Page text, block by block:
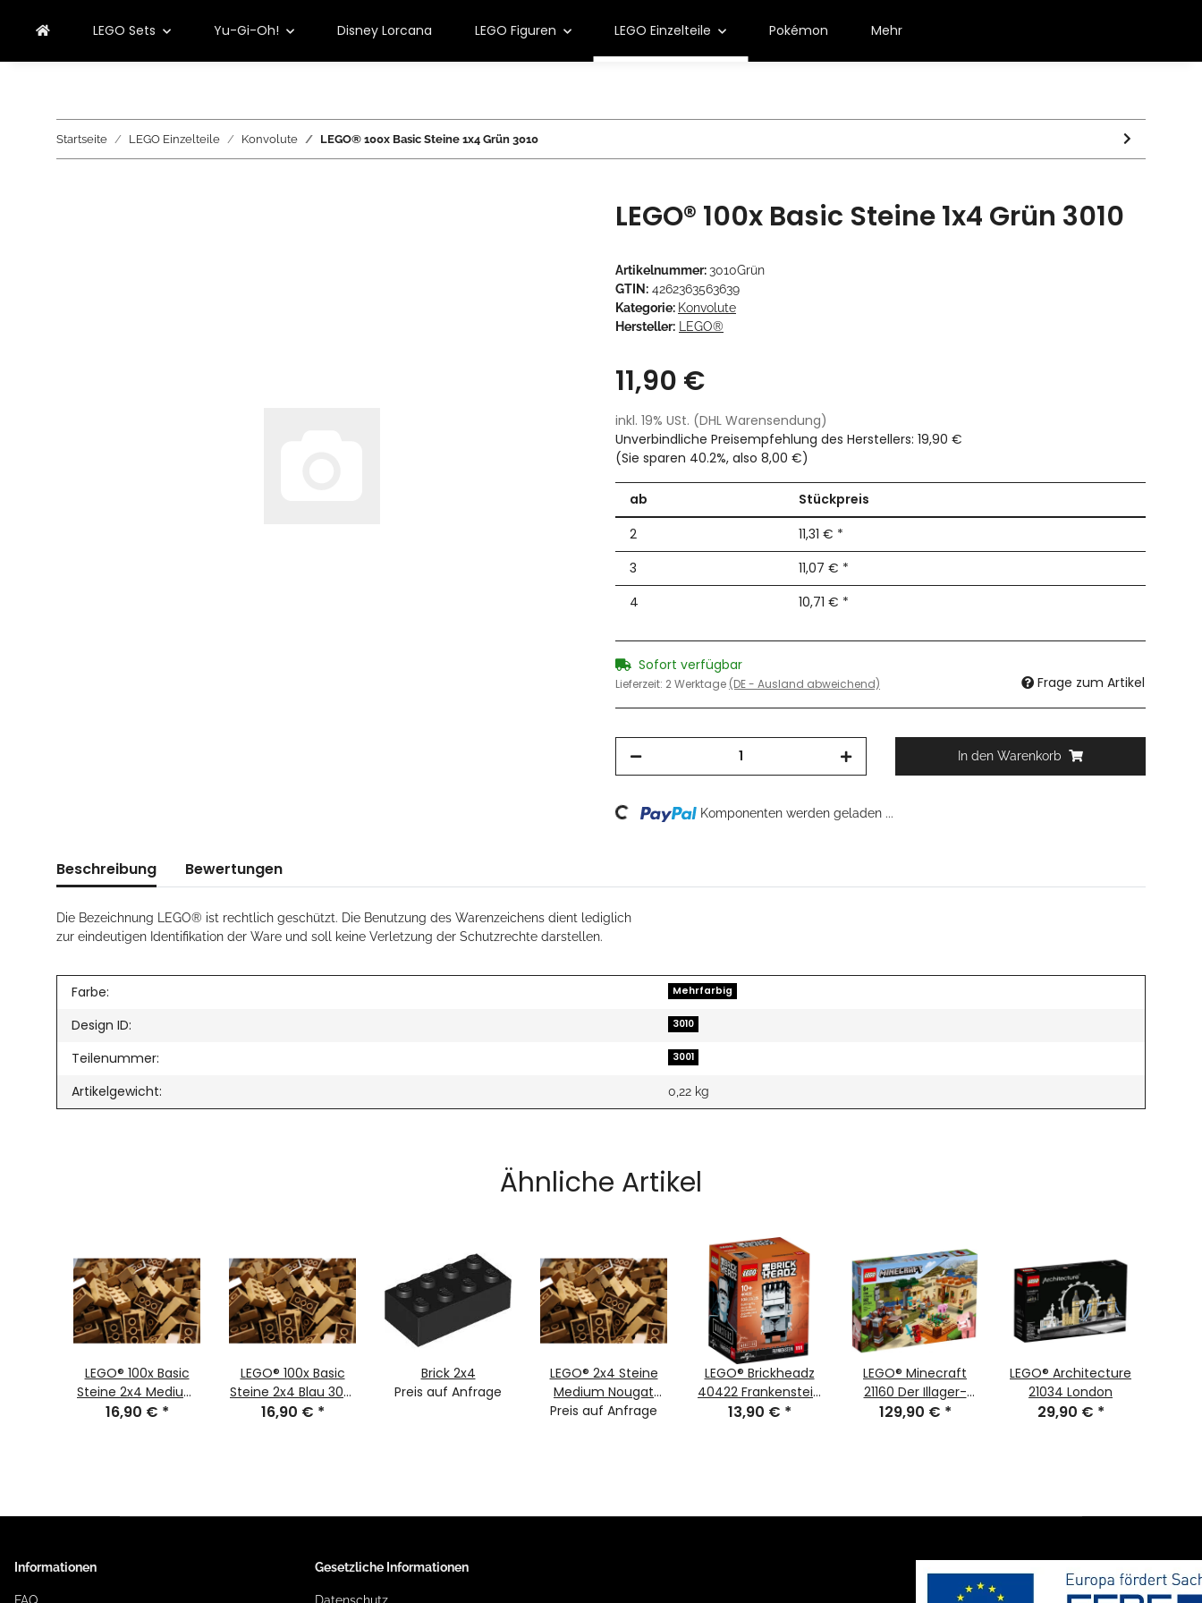
LEGO Sets Yu-Gi-Oh! Disney Lorcana LEGO Figuren LEGO Einzelteile Pokémon Mehr
Startseite LEGO Einzelteile Konvolute LEGO® 100x Basic Steine 1x4 Grün 3010
LEGO® 100x Basic Steine 1x4 Grün 3010
Artikelnummer:3010Grün
GTIN: 4262363563639
Kategorie: Konvolute
Hersteller: LEGO®
11,90 €
inkl. 19% USt. (DHL Warensendung)
Unverbindliche Preisempfehlung des Herstellers: 19,90 €
(Sie sparen 40.2%, also 8,00 €)
ab
Stückpreis
2
11,31 € *
3
11,07 € *
4
10,71 € *
Sofort verfügbar
Lieferzeit: 2 Werktage (DE - Ausland abweichend) Frage zum Artikel
In den Warenkorb
Loading... Komponenten werden geladen ...
Beschreibung Bewertungen
Die Bezeichnung LEGO® ist rechtlich geschützt. Die Benutzung des Warenzeichens dient lediglich
zur eindeutigen Identifikation der Ware und soll keine Verletzung der Schutzrechte darstellen.
Farbe: Mehrfarbig
Design ID: 3010
Teilenummer: 3001
Artikelgewicht: 0,22 kg
Ähnliche Artikel
LEGO® 100x Basic
Steine 2x4 Medium
Nougat 3001
16,90 € *
LEGO® 100x Basic
Steine 2x4 Blau 3001
NEU
16,90 € *
Brick 2x4
Preis auf Anfrage
LEGO® 2x4 Steine
Medium Nougat
Basic NEU -
Preis auf Anfrage
LEGO® Brickheadz
40422 Frankenstein
#111
13,90 € *
LEGO® Minecraft
21160 Der Illager-
Überfall
129,90 € *
LEGO® Architecture
21034 London
29,90 € *
Informationen
FAQ
Gesetzliche Informationen
Datenschutz